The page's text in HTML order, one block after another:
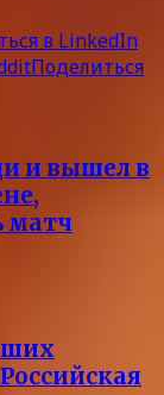
в LinkedIn
Поделиться
и вышел в
матч